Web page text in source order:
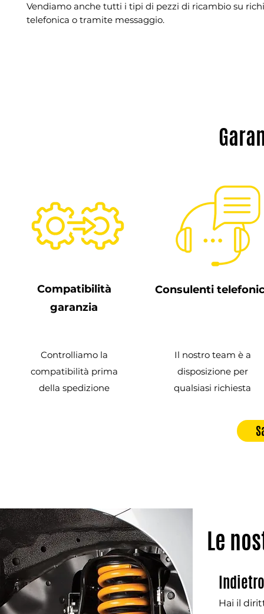
Vendiamo anche tutti i tipi di pezzi di ricambio su
telefonica o tramite messaggio.
Compatibilità
garanzia
Controlliamo la
compatibilità prima
della spedizione
Consulenti
Il nostro team è a
disposizione per
qualsiasi richiesta
Le
Indietro
Hai il